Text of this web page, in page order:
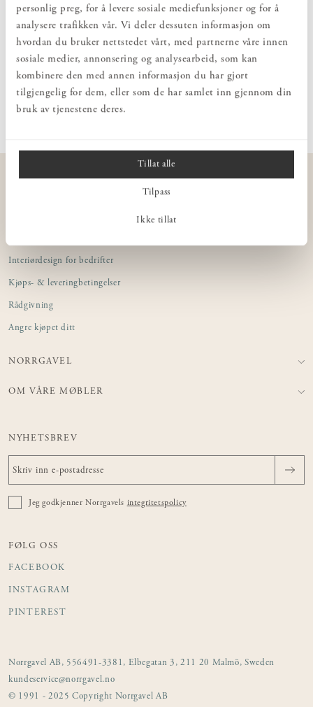
personlig preg, for å levere sosiale mediefunksjoner og for å
analysere trafikken vår. Vi deler dessuten informasjon om
hvordan du bruker nettstedet vårt, med partnerne våre innen
sosiale medier, annonsering og analysearbeid, som kan
kombinere den med annen informasjon du har gjort
tilgjengelig for dem, eller som de har samlet inn gjennom din
bruk av tjenestene deres.
Tillat alle
Tilpass
Ikke tillat
Forny soverommet ditt med små detaljer – pluss på med en tidløs
sengekappe og sengetøy i deilig naturmateriale som fungerer som
en myk innramming. Vakkert og rogivende.
Med en sengekappe forandrer du rask utseende på sengen din
både hva farge og form gjelder. Kappen får soverommet til å
fremstå både ryddig og koselig samtidig blir sengen enda mer
innbydende. Norrgavels Sengekappe er sydd i 100% lin – velg din
farge og dine mål! Linet er forvasaket for å gi sengekappen et fint
Interiørdesign for bedrifter
Kjøps- & leveringbetingelser
Rådgivning
Angre kjøpet ditt
NORRGAVEL
OM VÅRE MØBLER
NYHETSBREV
Jeg godkjenner Norrgavels integritetspolicy
FØLG OSS
FACEBOOK
INSTAGRAM
PINTEREST
Norrgavel AB, 556491-3381, Elbegatan 3, 211 20 Malmö, Sweden
kundeservice@norrgavel.no
© 1991 - 2025 Copyright Norrgavel AB